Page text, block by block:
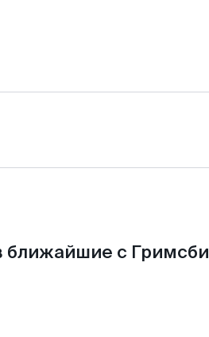
с Гримсби